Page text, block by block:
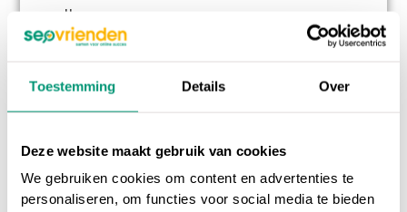
Toestemming Details Over
Deze website maakt gebruik van cookies
We gebruiken cookies om content en advertenties te
personaliseren, om functies voor social media te bieden
sneller.
Mensen die vanuit de zoekmachines
naar je website komen, missen vaak
De knop ‘vorige pagina’ werkt niet bij